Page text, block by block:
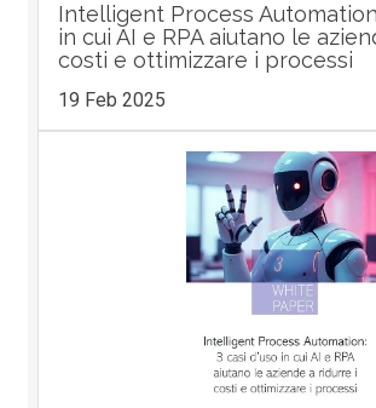
Intelligent Process
in cui AI e RPA aiutano le
costi e ottimizzare i processi
19 Feb 2025